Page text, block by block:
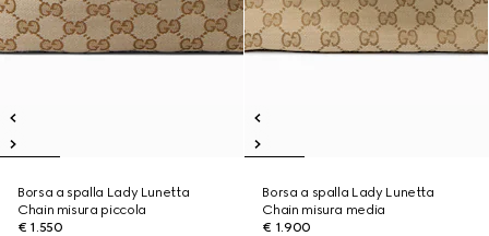
Borsa a spalla Lady Lunetta
Chain misura piccola
€ 1.550
Borsa a spalla Lady Lunetta
Chain misura media
€ 1.900